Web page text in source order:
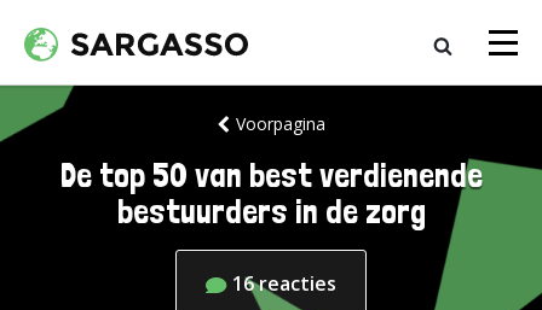
Voorpagina
De top 50 van best verdienende
bestuurders in de zorg
16reacties